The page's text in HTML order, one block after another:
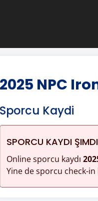
2025 NPC
Sporcu Kaydi
SPORCU KAYDI
Online sporcu kaydı
Yine de sporcu check-